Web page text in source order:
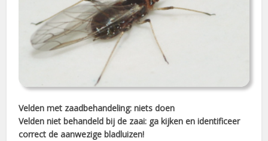
Velden met zaadbehandeling: niets doen
Velden niet behandeld bij de zaai: ga kijken en identificeer
correct de aanwezige bladluizen!